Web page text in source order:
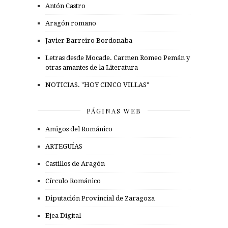
Antón Castro
Aragón romano
Javier Barreiro Bordonaba
Letras desde Mocade. Carmen Romeo Pemán y
otras amantes de la Literatura
NOTICIAS. "HOY CINCO VILLAS"
PÁGINAS WEB
Amigos del Románico
ARTEGUÍAS
Castillos de Aragón
Círculo Románico
Diputación Provincial de Zaragoza
Ejea Digital